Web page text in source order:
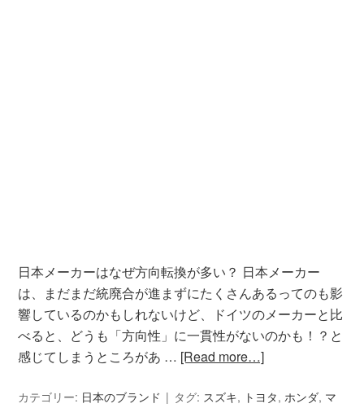
日本メーカーはなぜ方向転換が多い？ 日本メーカー
は、まだまだ統廃合が進まずにたくさんあるってのも影
響しているのかもしれないけど、ドイツのメーカーと比
べると、どうも「方向性」に一貫性がないのかも！？と
感じてしまうところがあ … [Read more…]
カテゴリー: 日本のブランド タグ: スズキ, トヨタ,ホンダ, マ